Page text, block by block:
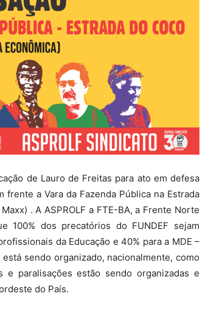
de Lauro de Freitas para ato em defesa
a Vara da Fazenda Pública na Estrada
. A ASPROLF a FTE-BA, a Frente Norte
100% dos precatórios do FUNDEF sejam
da Educação e 40% para a MDE –
sendo organizado, nacionalmente, como
paralisações estão sendo organizadas e
do País.